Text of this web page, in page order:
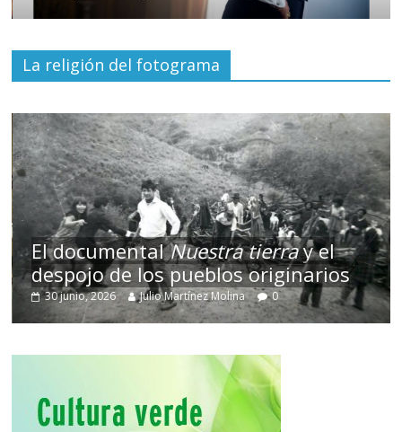
La religión del fotograma
El documentalNuestra tierray el
despojo de los pueblos originarios
30 junio, 2026 Julio Martínez Molina 0